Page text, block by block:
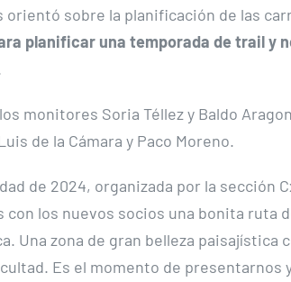
orientó sobre la planificación de las
planificar una temporada de trail y
monitores Soria Téllez y Baldo
de la Cámara y Paco Moreno.
de 2024, organizada por la sección
con los nuevos socios una bonita ruta
Una zona de gran belleza paisajística
Es el momento de presentarnos